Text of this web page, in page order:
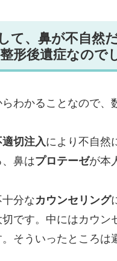
て、鼻が不自然
形後遺症なので
わかることなので
適切注入により不自然
鼻はプロテーゼが本
分なカウンセリング
です。中にはカウ
そういったところは